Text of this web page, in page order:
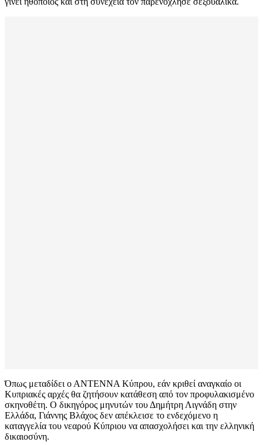
Όπως μεταδίδει ο ΑΝΤΕΝΝΑ Κύπρου, εάν κριθεί αναγκαίο οι
Κυπριακές αρχές θα ζητήσουν κατάθεση από τον προφυλακισμένο
σκηνοθέτη. Ο δικηγόρος μηνυτών του Δημήτρη Λιγνάδη στην
Ελλάδα, Γιάννης Βλάχος δεν απέκλεισε το ενδεχόμενο η
καταγγελία του νεαρού Κύπριου να απασχολήσει και την ελληνική
δικαιοσύνη.